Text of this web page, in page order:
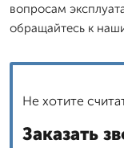
вопросам
обращайтесь к
Не хотите
Заказать